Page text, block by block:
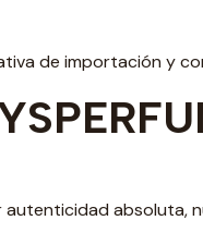
de importación y
absoluta,